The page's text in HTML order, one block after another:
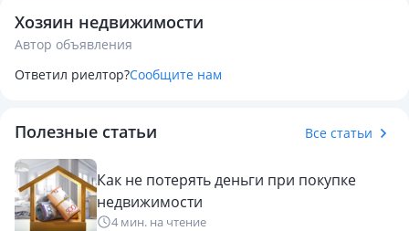
техникой и мебелью на 110%, всё новое, не пользовались
ни одного дня. Квартира приобреталась как инвестиция.
центра Махмутлара - 1, 5 км, 20 км до международного
аэропорта Газипаша. ​ В 1 км от комплекса расположены
два новых поля для гольфа.
Ihlas City состоит из двух 5-этажных блоков, включающих
Хозяин недвижимости
Автор объявления
Ответил риелтор?Сообщите нам
Полезные статьи Все статьи
Как не потерять деньги при покупке
недвижимости
4 мин. на чтение